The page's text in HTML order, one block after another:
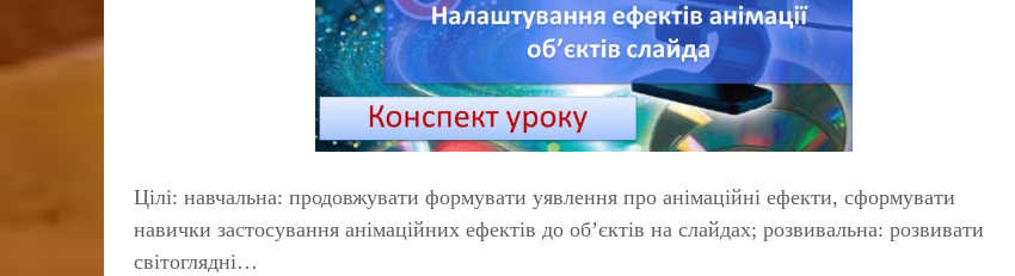
Цілі: навчальна: продовжувати формувати уявлення про анімаційні ефекти, сформувати
навички застосування анімаційних ефектів до об’єктів на слайдах; розвивальна: розвивати
світоглядні…